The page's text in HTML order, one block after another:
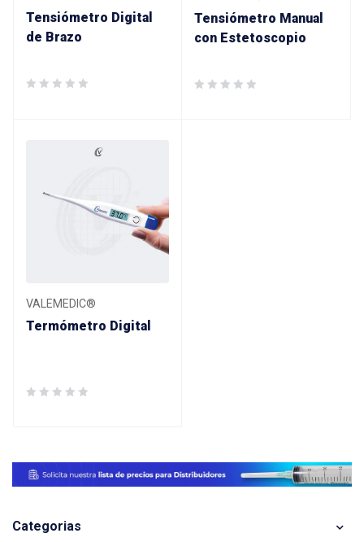
Categorias
Tensiómetro Digital
de Brazo
Tensiómetro Manual
con Estetoscopio
VALEMEDIC®
Termómetro Digital